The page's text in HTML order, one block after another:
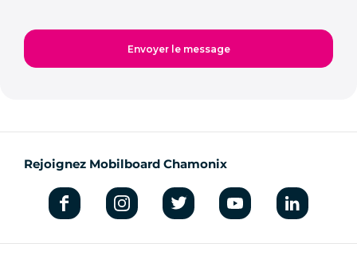
Rejoignez Mobilboard Chamonix